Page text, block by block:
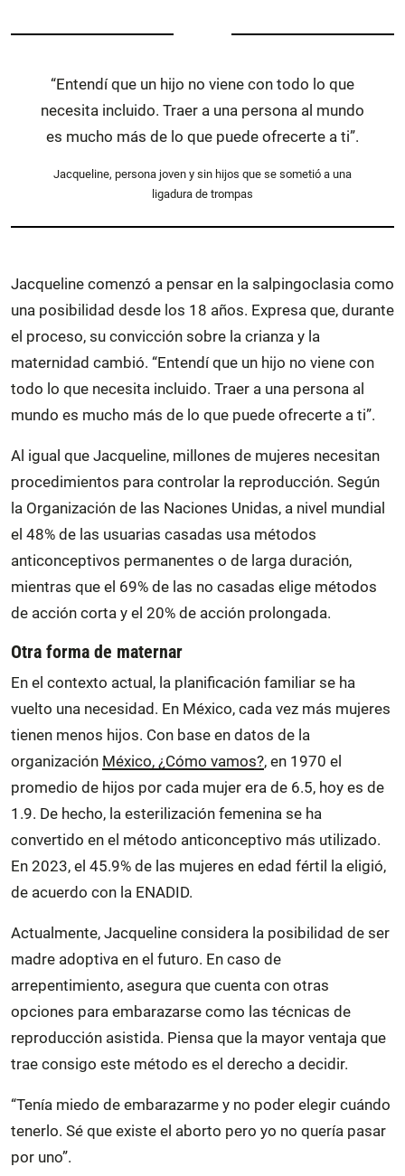
“Entendí que un hijo no viene con todo lo que
necesita incluido. Traer a una persona al mundo
es mucho más de lo que puede ofrecerte a ti”.
Jacqueline, persona joven y sin hijos que se sometió a una
ligadura de trompas
Jacqueline comenzó a pensar en la salpingoclasia como
una posibilidad desde los 18 años. Expresa que, durante
el proceso, su convicción sobre la crianza y la
maternidad cambió. “Entendí que un hijo no viene con
todo lo que necesita incluido. Traer a una persona al
mundo es mucho más de lo que puede ofrecerte a ti”.
Al igual que Jacqueline, millones de mujeres necesitan
procedimientos para controlar la reproducción. Según
la Organización de las Naciones Unidas, a nivel mundial
el 48% de las usuarias casadas usa métodos
anticonceptivos permanentes o de larga duración,
mientras que el 69% de las no casadas elige métodos
de acción corta y el 20% de acción prolongada.
Otra forma de maternar
En el contexto actual, la planificación familiar se ha
vuelto una necesidad. En México, cada vez más mujeres
tienen menos hijos. Con base en datos de la
organización México, ¿Cómo vamos?, en 1970 el
promedio de hijos por cada mujer era de 6.5, hoy es de
1.9. De hecho, la esterilización femenina se ha
convertido en el método anticonceptivo más utilizado.
En 2023, el 45.9% de las mujeres en edad fértil la eligió,
de acuerdo con la ENADID.
Actualmente, Jacqueline considera la posibilidad de ser
madre adoptiva en el futuro. En caso de
arrepentimiento, asegura que cuenta con otras
opciones para embarazarse como las técnicas de
reproducción asistida. Piensa que la mayor ventaja que
trae consigo este método es el derecho a decidir.
“Tenía miedo de embarazarme y no poder elegir cuándo
tenerlo. Sé que existe el aborto pero yo no quería pasar
por uno”.